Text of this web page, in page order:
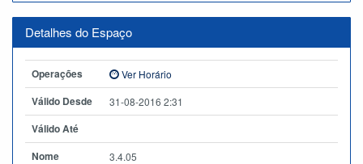
Detalhes do Espaço
Operações Ver Horário
Válido Desde 31-08-2016 2:31
Válido Até
Nome
3.4.05